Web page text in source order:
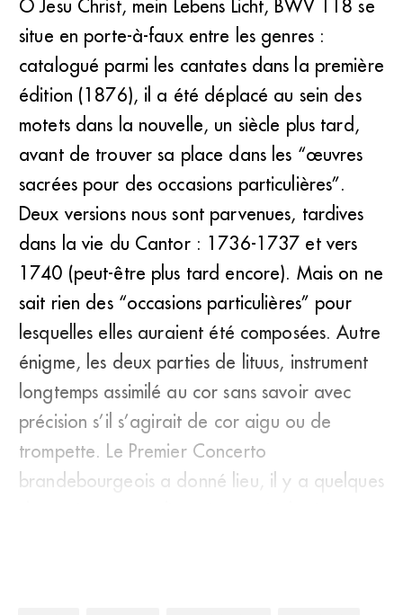
O Jesu Christ, mein Lebens Licht, BWV 118 se
situe en porte-à-faux entre les genres :
catalogué parmi les cantates dans la première
édition (1876), il a été déplacé au sein des
motets dans la nouvelle, un siècle plus tard,
avant de trouver sa place dans les “œuvres
sacrées pour des occasions particulières”.
Deux versions nous sont parvenues, tardives
dans la vie du Cantor : 1736-1737 et vers
1740 (peut-être plus tard encore). Mais on ne
sait rien des “occasions particulières” pour
lesquelles elles auraient été composées. Autre
énigme, les deux parties de lituus, instrument
longtemps assimilé au cor sans savoir avec
précision s’il s’agirait de cor aigu ou de
trompette. Le Premier Concerto
brandebourgeois a donné lieu, il y a quelques